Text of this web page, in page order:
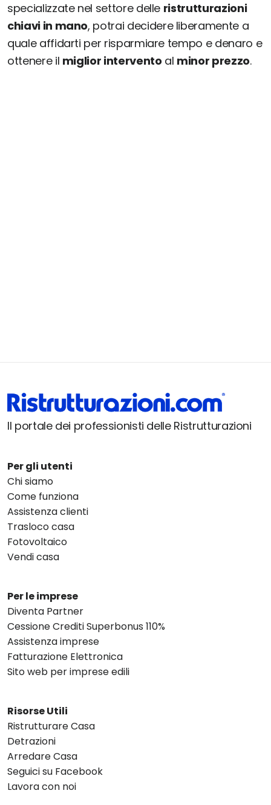
specializzate nel settore delle ristrutturazioni
chiavi in mano, potrai decidere liberamente a
quale affidarti per risparmiare tempo e denaro e
ottenere il miglior intervento al minor prezzo.
Il portale dei professionisti delle Ristrutturazioni
Per gli utenti
Chi siamo
Come funziona
Assistenza clienti
Trasloco casa
Fotovoltaico
Vendi casa
Per le imprese
Diventa Partner
Cessione Crediti Superbonus 110%
Assistenza imprese
Fatturazione Elettronica
Sito web per imprese edili
Risorse Utili
Ristrutturare Casa
Detrazioni
Arredare Casa
Seguici su Facebook
Lavora con noi